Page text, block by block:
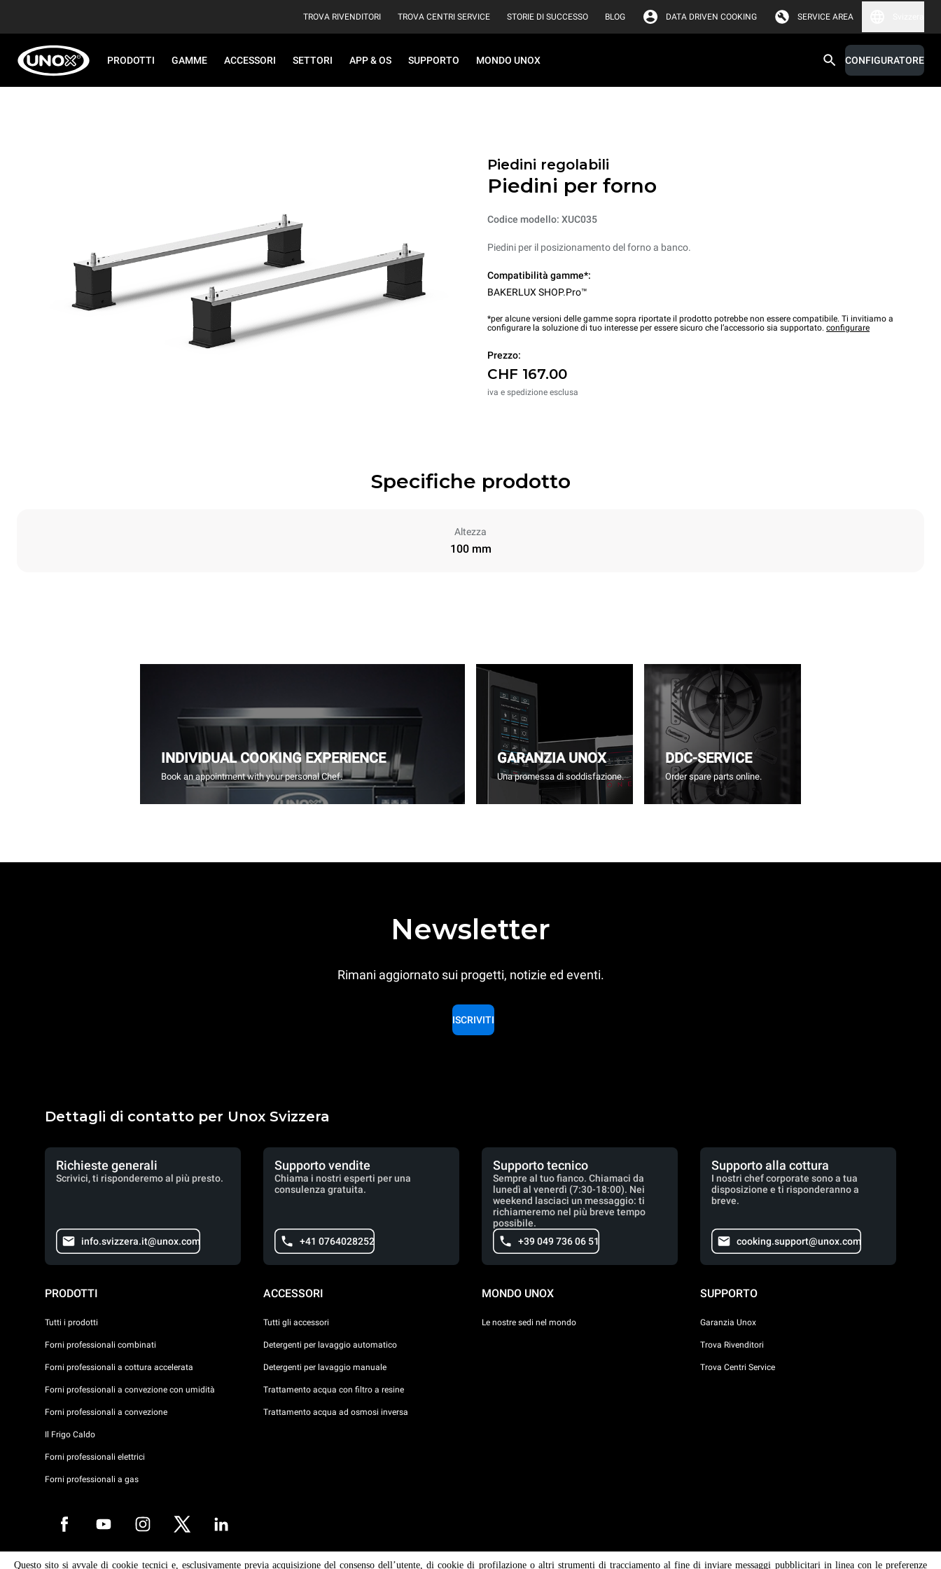
TROVA RIVENDITORI TROVA CENTRI SERVICE STORIE DI SUCCESSO BLOG DATA DRIVEN COOKING SERVICE AREA
PRODOTTI GAMME ACCESSORI SETTORI APP & OS SUPPORTO MONDO UNOX CONFIGURATORE
Piedini regolabili
Piedini per forno
Codice modello: XUC035
Piedini per il posizionamento del forno a banco.
Compatibilità gamme*:
BAKERLUX SHOP.Pro™
*per alcune versioni delle gamme sopra riportate il prodotto potrebbe non essere compatibile. Ti invitiamo a
configurare la soluzione di tuo interesse per essere sicuro che l’accessorio sia supportato. configurare
Prezzo:
CHF 167.00
iva e spedizione esclusa
Specifiche prodotto
Altezza
100 mm
INDIVIDUAL COOKING EXPERIENCE
Book an appointment with your personal Chef.
GARANZIA UNOX
Una promessa di soddisfazione.
DDC-SERVICE
Order spare parts online.
Newsletter
Rimani aggiornato sui progetti, notizie ed eventi.
ISCRIVITI
Dettagli di contatto per Unox Svizzera
Richieste generali
Scrivici, ti risponderemo al più presto.
info.svizzera.it@unox.com
Supporto vendite
Chiama i nostri esperti per una
consulenza gratuita.
+41 0764028252
Supporto tecnico
Sempre al tuo fianco. Chiamaci da
lunedì al venerdì (7:30-18:00). Nei
weekend lasciaci un messaggio: ti
richiameremo nel più breve tempo
possibile.
+39 049 736 06 51
Supporto alla cottura
I nostri chef corporate sono a tua
disposizione e ti risponderanno a
breve.
cooking.support@unox.com
PRODOTTI
Tutti i prodotti
Forni professionali combinati
Forni professionali a cottura accelerata
Forni professionali a convezione con umidità
Forni professionali a convezione
Il Frigo Caldo
Forni professionali elettrici
Forni professionali a gas
ACCESSORI
Tutti gli accessori
Detergenti per lavaggio automatico
Detergenti per lavaggio manuale
Trattamento acqua con filtro a resine
Trattamento acqua ad osmosi inversa
MONDO UNOX
Le nostre sedi nel mondo
SUPPORTO
Garanzia Unox
Trova Rivenditori
Trova Centri Service
Questo sito si avvale di cookie tecnici e, esclusivamente previa acquisizione del consenso dell’utente, di cookie di profilazione o altri strumenti di tracciamento al fine di inviare messaggi pubblicitari in linea con le preferenze